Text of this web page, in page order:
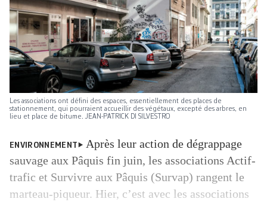
Les associations ont défini des espaces, essentiellement des places de
stationnement, qui pourraient accueillir des végétaux, excepté des arbres, en
lieu et place de bitume. JEAN-PATRICK DI SILVESTRO
ENVIRONNEMENT
Après leur action de dégrappage
sauvage aux Pâquis fin juin, les associations Actif-
trafic et Survivre aux Pâquis (Survap) rangent le
marteau-piqueur. Hier, c’est avec les associations